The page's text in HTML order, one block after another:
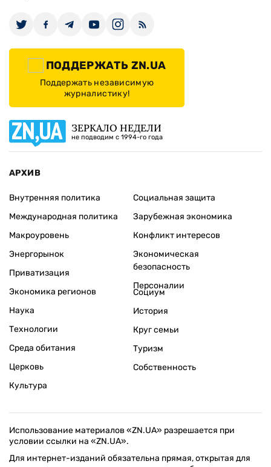
ПОДДЕРЖАТЬ ZN.UA
Поддержать независимую
журналистику!
ЗЕРКАЛО НЕДЕЛИ
не подводим с 1994-го года
АРХИВ
Внутренняя политика
Международная политика
Макроуровень
Энергорынок
Приватизация
Экономика регионов
Социальная защита
Зарубежная экономика
Конфликт интересов
Экономическая
безопасность
Персоналии
Наука
Технологии
Среда обитания
Церковь
Культура
Социум
История
Круг семьи
Туризм
Собственность
Использование материалов «ZN.UA» разрешается при
условии ссылки на «ZN.UA».
Для интернет-изданий обязательна прямая, открытая для